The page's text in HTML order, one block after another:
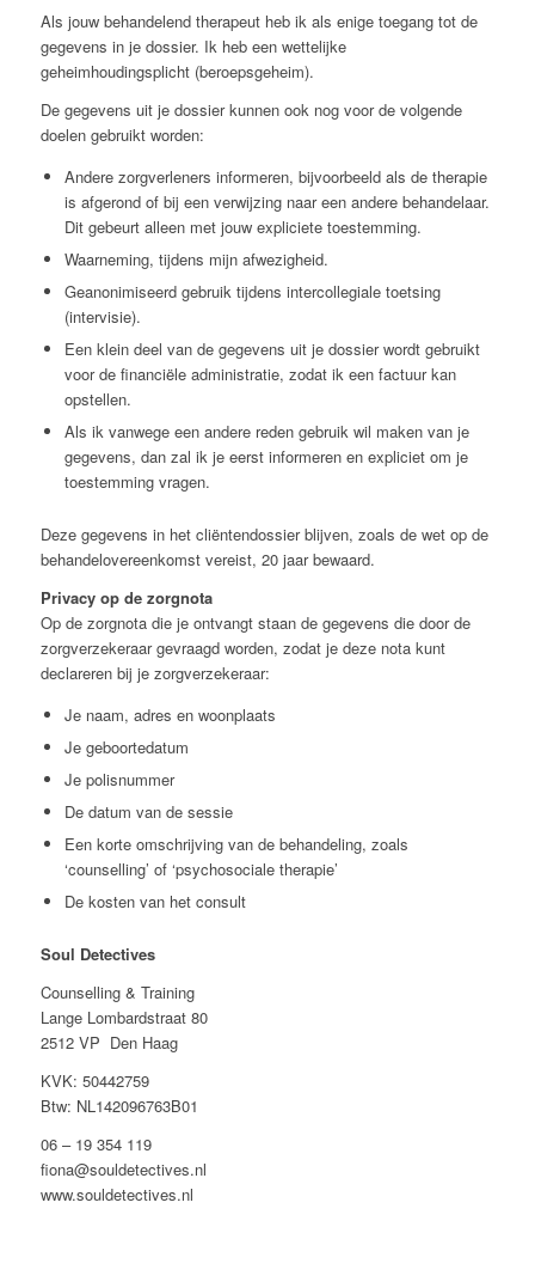
Als jouw behandelend therapeut heb ik als enige toegang tot de
gegevens in je dossier. Ik heb een wettelijke
geheimhoudingsplicht (beroepsgeheim).
De gegevens uit je dossier kunnen ook nog voor de volgende
doelen gebruikt worden:
Andere zorgverleners informeren, bijvoorbeeld als de therapie
is afgerond of bij een verwijzing naar een andere behandelaar.
Dit gebeurt alleen met jouw expliciete toestemming.
Waarneming, tijdens mijn afwezigheid.
Geanonimiseerd gebruik tijdens intercollegiale toetsing
(intervisie).
Een klein deel van de gegevens uit je dossier wordt gebruikt
voor de financiële administratie, zodat ik een factuur kan
opstellen.
Als ik vanwege een andere reden gebruik wil maken van je
gegevens, dan zal ik je eerst informeren en expliciet om je
toestemming vragen.
Deze gegevens in het cliëntendossier blijven, zoals de wet op de
behandelovereenkomst vereist, 20 jaar bewaard.
Privacy op de zorgnota
Op de zorgnota die je ontvangt staan de gegevens die door de
zorgverzekeraar gevraagd worden, zodat je deze nota kunt
declareren bij je zorgverzekeraar:
Je naam, adres en woonplaats
Je geboortedatum
Je polisnummer
De datum van de sessie
Een korte omschrijving van de behandeling, zoals
‘counselling’ of ‘psychosociale therapie’
De kosten van het consult
Soul Detectives
Counselling & Training
Lange Lombardstraat 80
2512 VP Den Haag
KVK: 50442759
Btw: NL142096763B01
06 – 19 354 119
fiona@souldetectives.nl
www.souldetectives.nl